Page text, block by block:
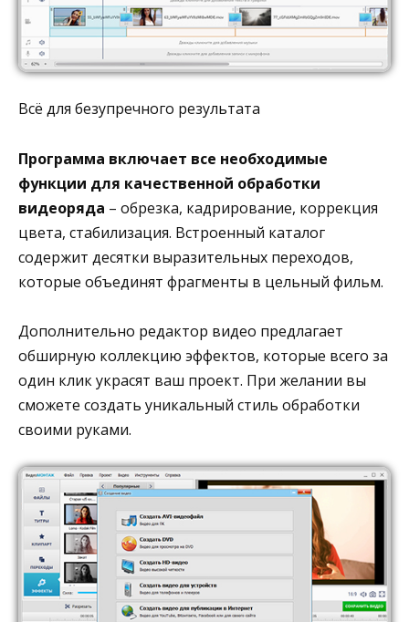
Всё для безупречного результата
Программа включает все необходимые
функции для качественной обработки
видеоряда – обрезка, кадрирование, коррекция
цвета, стабилизация. Встроенный каталог
содержит десятки выразительных переходов,
которые объединят фрагменты в цельный фильм.
Дополнительно редактор видео предлагает
обширную коллекцию эффектов, которые всего за
один клик украсят ваш проект. При желании вы
сможете создать уникальный стиль обработки
своими руками.